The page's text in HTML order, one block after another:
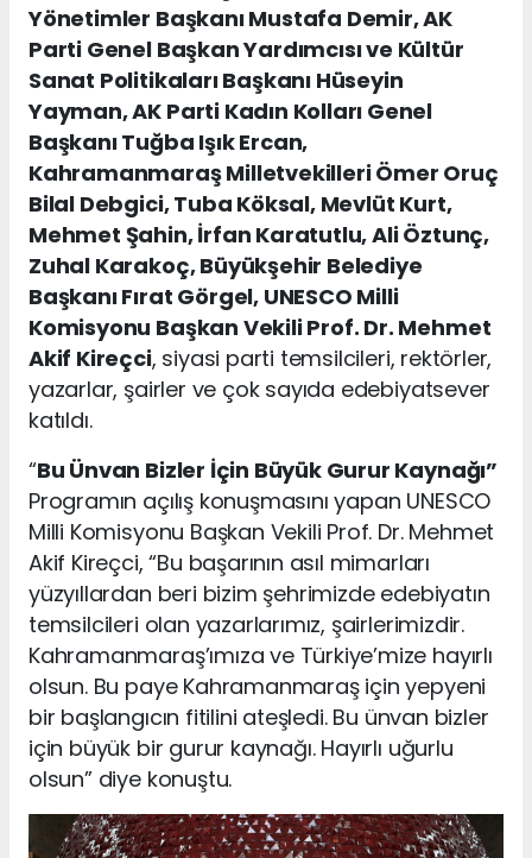
Yönetimler Başkanı Mustafa Demir, AK
Parti Genel Başkan Yardımcısı ve Kültür
Sanat Politikaları Başkanı Hüseyin
Yayman, AK Parti Kadın Kolları Genel
Başkanı Tuğba Işık Ercan,
Kahramanmaraş Milletvekilleri Ömer Oruç
Bilal Debgici, Tuba Köksal, Mevlüt Kurt,
Mehmet Şahin, İrfan Karatutlu, Ali Öztunç,
Zuhal Karakoç, Büyükşehir Belediye
Başkanı Fırat Görgel, UNESCO Milli
Komisyonu Başkan Vekili Prof. Dr. Mehmet
Akif Kireçci, siyasi parti temsilcileri, rektörler,
yazarlar, şairler ve çok sayıda edebiyatsever
katıldı.
“Bu Ünvan Bizler İçin Büyük Gurur Kaynağı”
Programın açılış konuşmasını yapan UNESCO
Milli Komisyonu Başkan Vekili Prof. Dr. Mehmet
Akif Kireçci, “Bu başarının asıl mimarları
yüzyıllardan beri bizim şehrimizde edebiyatın
temsilcileri olan yazarlarımız, şairlerimizdir.
Kahramanmaraş’ımıza ve Türkiye’mize hayırlı
olsun. Bu paye Kahramanmaraş için yepyeni
bir başlangıcın fitilini ateşledi. Bu ünvan bizler
için büyük bir gurur kaynağı. Hayırlı uğurlu
olsun” diye konuştu.